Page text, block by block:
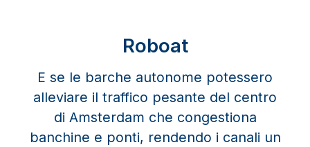
Roboat
E se le barche autonome potessero
alleviare il traffico pesante del centro
di Amsterdam che congestiona
banchine e ponti, rendendo i canali un